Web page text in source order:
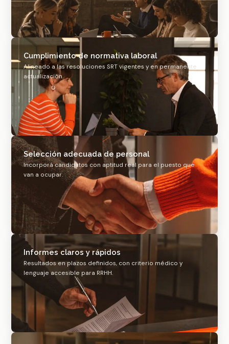
Cumplimiento de normativa laboral
Alineado a las resoluciones SRT vigentes y en permanente
actualización.
Selección adecuada de personal
Incorporá candidatos con aptitud real para el puesto que
van a ocupar.
Informes claros y rápidos
Resultados en plazos definidos, con criterio médico y
lenguaje accesible para RRHH.